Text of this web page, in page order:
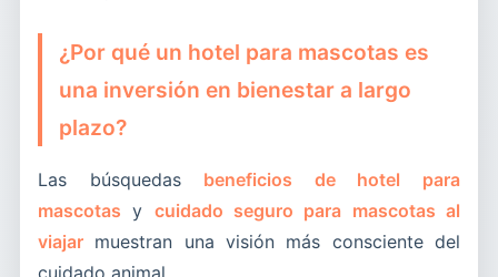
¿Por qué un hotel para mascotas es
una inversión en bienestar a largo
plazo?
Las búsquedas beneficios de hotel para
mascotas y cuidado seguro para mascotas al
viajar muestran una visión más consciente del